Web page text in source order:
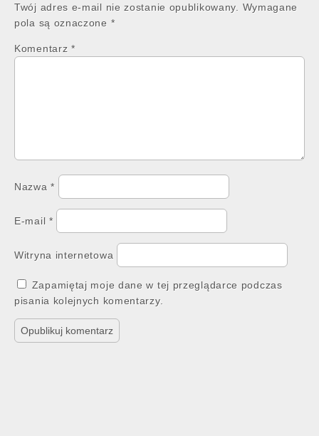
Twój adres e-mail nie zostanie opublikowany.
Wymagane
pola są oznaczone *
Komentarz *
Nazwa*
E-mail *
Witryna internetowa
Zapamiętaj moje dane w tej przeglądarce podczas
pisania kolejnych komentarzy.